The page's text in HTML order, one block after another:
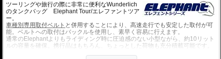
ツーリングや旅行の際に非常に便利なWunderlich
のタンクバッグ Elephant Tour/エレファントツア
ー。
車種別専用取付ベルト と併用することにより、高速走行でも安定した取付が可
能。ベルトへの取付はバックルを使用し、素早く容易に行えます。
通常のElephantよりもライディング時に圧迫感のない小型ながら、約10リット
ルの容量を確保。携行品はもちろん、ちょっとした荷物も充分積載可能です。